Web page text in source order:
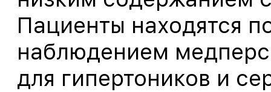
Пациенты находятся
наблюдением
для гипертоников и